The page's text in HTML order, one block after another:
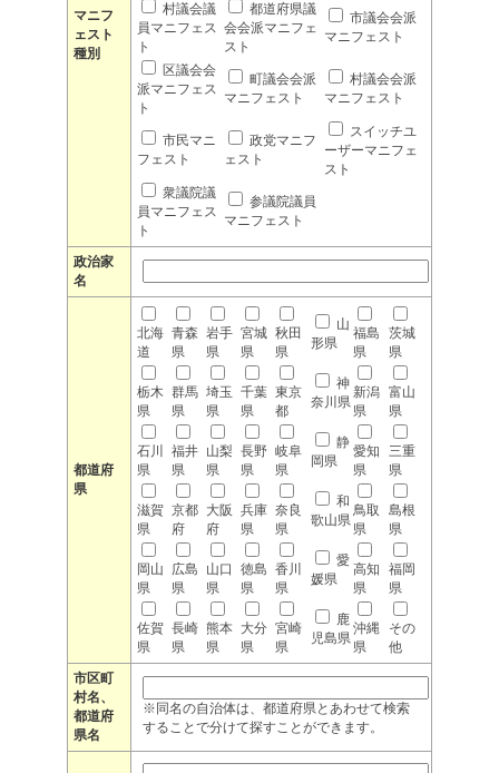
マニフ
ェスト
種別
村議会議
員マニフェス
ト
都道府県議
会会派マニフェ
スト
市議会会派
マニフェスト
区議会会
派マニフェス
ト
町議会会派
マニフェスト
村議会会派
マニフェスト
市民マニ
フェスト
政党マニフ
ェスト
スイッチユ
ーザーマニフェ
スト
衆議院議
員マニフェス
ト
参議院議員
マニフェスト
政治家
名
都道府
県
北海
道
青森
県
岩手
県
宮城
県
秋田
県
山
形県
福島
県
茨城
県
栃木
県
群馬
県
埼玉
県
千葉
県
東京
都
神
奈川県
新潟
県
富山
県
石川
県
福井
県
山梨
県
長野
県
岐阜
県
静
岡県
愛知
県
三重
県
滋賀
県
京都
府
大阪
府
兵庫
県
奈良
県
和
歌山県
鳥取
県
島根
県
岡山
県
広島
県
山口
県
徳島
県
香川
県
愛
媛県
高知
県
福岡
県
佐賀
県
長崎
県
熊本
県
大分
県
宮崎
県
鹿
児島県
沖縄
県
その
他
市区町
村名、
都道府
県名
※同名の自治体は、都道府県とあわせて検索
することで分けて探すことができます。